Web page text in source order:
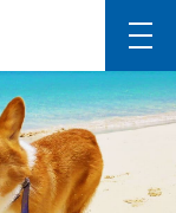
t
o
g
g
l
v